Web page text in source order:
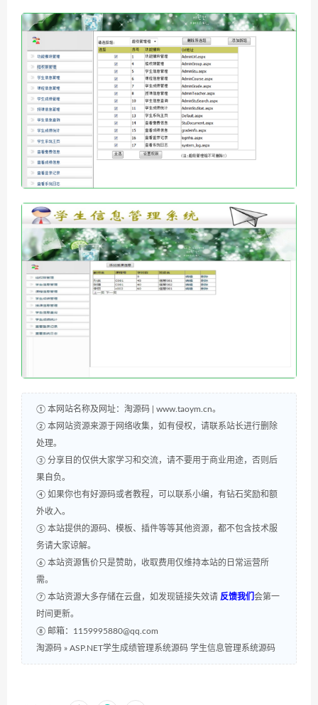
① 本网站名称及网址：淘源码 | www.taoym.cn。
② 本网站资源来源于网络收集，如有侵权，请联系站长进行删除
处理。
③ 分享目的仅供大家学习和交流，请不要用于商业用途，否则后
果自负。
④ 如果你也有好源码或者教程，可以联系小编，有钻石奖励和额
外收入。
⑤ 本站提供的源码、模板、插件等等其他资源，都不包含技术服
务请大家谅解。
⑥ 本站资源售价只是赞助，收取费用仅维持本站的日常运营所
需。
⑦ 本站资源大多存储在云盘，如发现链接失效请 反馈我们 会第一
时间更新。
⑧ 邮箱：1159995880@qq.com
淘源码 » ASP.NET学生成绩管理系统源码 学生信息管理系统源码